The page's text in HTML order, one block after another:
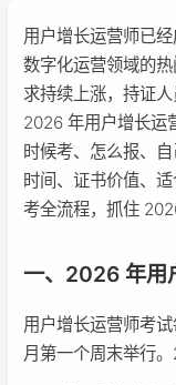
用户增长运营师已
数字化运营领域的
求持续上涨，持证
2026 年用户增长运
时候考、怎么报、
时间、证书价值、
考全流程，抓住
一、2026 年用
用户增长运营师考
月第一个周末举行